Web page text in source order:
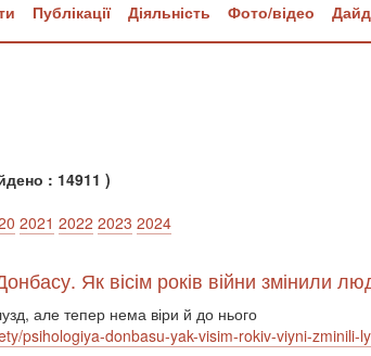
Публікації Діяльність Фото/відео
: 14911 )
2021 2022 2023 2024
Як вісім років війни змінили
але тепер нема віри й до нього
psihologiya-donbasu-yak-visim-rokiv-viyni-